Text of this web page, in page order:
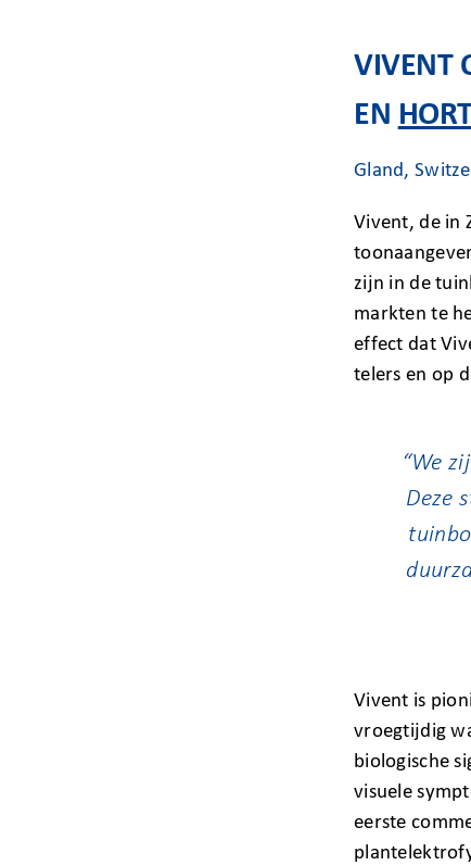
VIVENT
EN
Gland,
Vivent, de in
zijn in de
markten te
effect dat
telers en op
“We
Deze
Vivent is
vroegtijdig
biologische
visuele
eerste